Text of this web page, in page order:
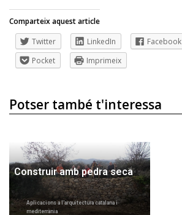
Comparteix aquest article
Twitter
LinkedIn Facebook
Pocket
Imprimeix
Potser també t'interessa
Construir amb pedra seca
Aplicacions a l’arquitectura catalana i
mediterrània